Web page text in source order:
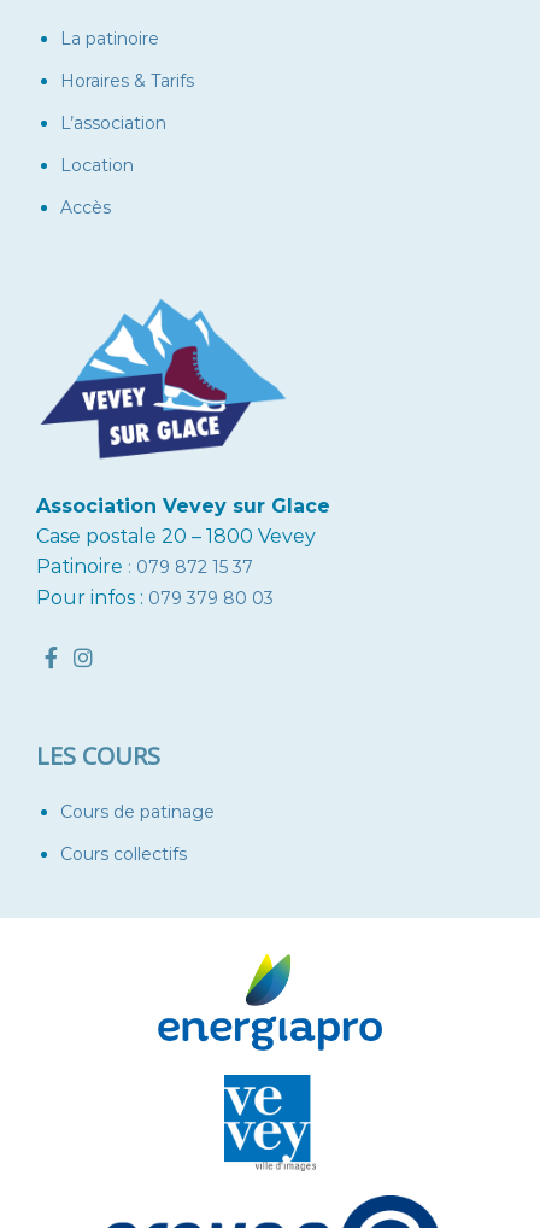
La patinoire
Horaires & Tarifs
L’association
Location
Accès
Association Vevey sur Glace
Case postale 20 – 1800 Vevey
Patinoire : 079 872 15 37
Pour infos : 079 379 80 03
LES COURS
Cours de patinage
Cours collectifs